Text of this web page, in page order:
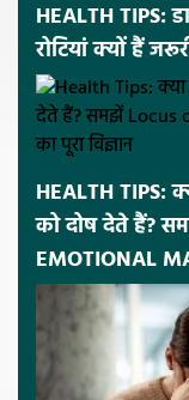
HEALTH TIPS:
रोटियां क्यों हैं
HEALTH TIPS:
को दोष देते हैं?
EMOTIONAL